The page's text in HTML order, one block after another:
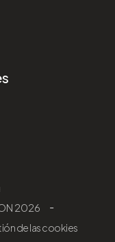
2026
de las cookies